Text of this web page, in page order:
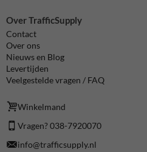
Over TrafficSupply
Contact
Over ons
Nieuws en Blog
Levertijden
Veelgestelde vragen / FAQ
Winkelmand
Vragen? 038-7920070
info@trafficsupply.nl